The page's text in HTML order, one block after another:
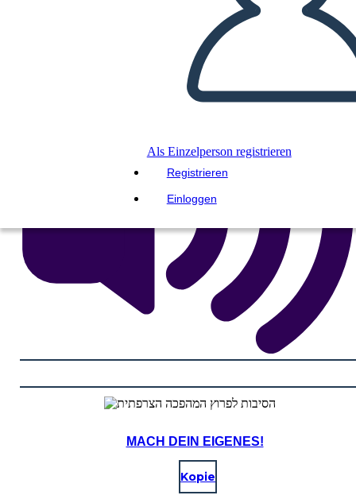
Als Einzelperson registrieren
Registrieren
Einloggen
DIASHOW ABSPIELEN
LIES MIR VOR
MACH DEIN EIGENES!
Kopie